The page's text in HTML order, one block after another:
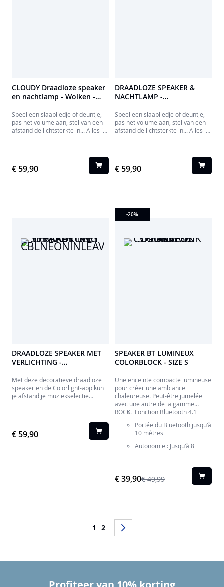
CLOUDY Draadloze speaker
en nachtlamp - Wolken -
Speel een slaapliedje of deuntje,
pas het volume aan, stel van een
afstand de lichtsterkte in... Alles is
€ 59,90
DRAADLOZE SPEAKER &
NACHTLAMP -
COLORLIGHT
Speel een slaapliedje of deuntje,
pas het volume aan, stel van een
afstand de lichtsterkte in... Alles is
€ 59,90
DRAADLOZE SPEAKER MET
VERLICHTING -
Met deze decoratieve draadloze
speaker en de Colorlight-app kun
je afstand je muziekselectie
€ 59,90
-20%
SPEAKER BT LUMINEUX
COLORBLOCK - SIZE S
Une enceinte compacte lumineuse
pour créer une ambiance
chaleureuse. Peut-être jumelée
avec une autre de la gamme
ROCK. Fonction Bluetooth 4.1
Portée du Bluetooth jusqu'à
10 mètres
Autonomie : Jusqu'à 8
Puissance musicale sonore
: 30W
Différents modes de
€ 49,99
€ 39,90
Pagina
U lees momenteel pagina
1 Pagina
2